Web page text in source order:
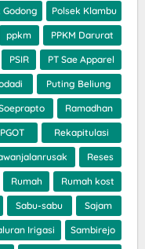
Godong Polsek Klambu
ppkm PPKM Darurat
PSIR PT Sae Apparel
Puting Beliung
Ramadhan
Rekapitulasi
Reses
Rumah Rumah kost
Sabu-sabu Sajam
Irigasi Sambirejo